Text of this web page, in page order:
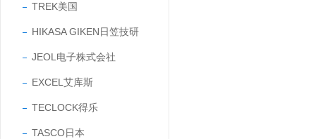
TREK美国
HIKASA GIKEN日笠技研
JEOL电子株式会社
EXCEL艾库斯
TECLOCK得乐
TASCO日本